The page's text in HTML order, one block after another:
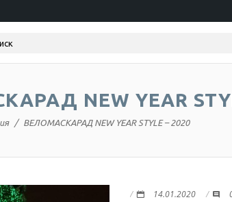
NEW YEAR
ВЕЛОМАСКАРАД NEW YEAR STYLE – 2020
14.01.2020